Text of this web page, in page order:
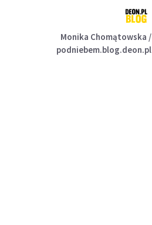
Monika Chomątowska /
podniebem.blog.deon.pl